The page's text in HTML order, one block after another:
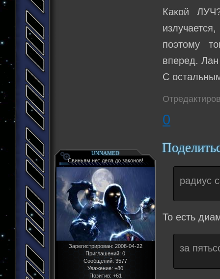
Какой
поэтому
вперед.
С
0
UNNAMED
Свиньям нет дела до законов!
Зарегистрирован: 2008-04-22
Приглашений: 0
Сообщений: 3577
Уважение: +80
Позитив: +61
радиус
То есть
за